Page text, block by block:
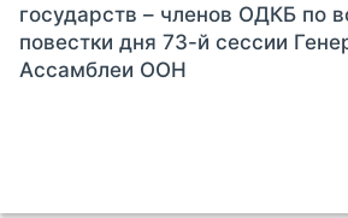
государств – членов ОДКБ по
повестки дня 73-й сессии
Ассамблеи ООН